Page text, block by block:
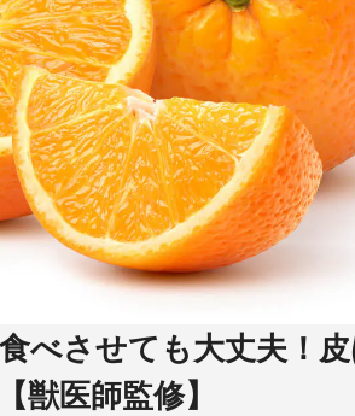
べさせても大丈夫！
獣医師監修】